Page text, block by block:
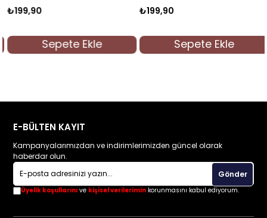
₺199,90
Sepete Ekle
₺199,90
Sepete Ekle
E-BÜLTEN KAYIT
Kampanyalarımızdan ve indirimlerimizden güncel olarak
haberdar olun.
Gönder
Üyelik koşullarını ve kişisel verilerimin korunmasını kabul ediyorum.